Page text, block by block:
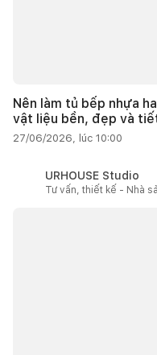
Nên làm tủ bếp nhựa
vật liệu bền, đẹp và
27/06/2026, lúc 10:00
URHOUSE Studio
Tư vấn, thiết kế - Nhà